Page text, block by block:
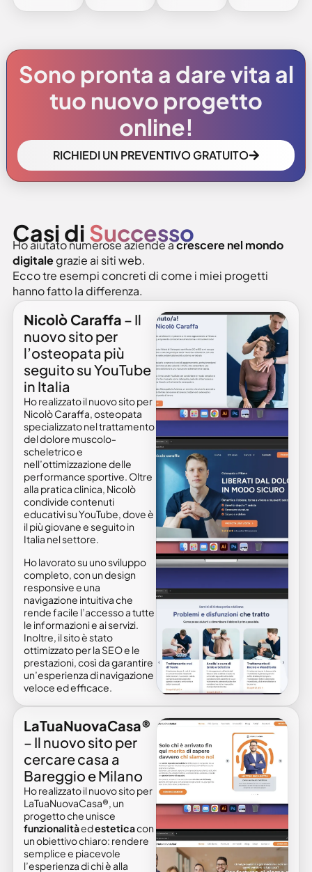
Sono pronta a dare vita al
tuo nuovo progetto
online!
RICHIEDI UN PREVENTIVO GRATUITO
Casi di Successo
Ho aiutato numerose aziende acrescere nel mondo
digitalegrazie ai siti web.
Ecco tre esempi concreti di come i miei progetti
hanno fatto la differenza.
Nicolò Caraffa – Il
nuovo sito per
l’osteopata più
seguito su YouTube
in Italia
Ho realizzato il nuovo sito per
Nicolò Caraffa, osteopata
specializzato nel trattamento
del dolore muscolo-
scheletrico e
nell’ottimizzazione delle
performance sportive. Oltre
alla pratica clinica, Nicolò
condivide contenuti
educativi su YouTube, dove è
il più giovane e seguito in
Italia nel settore.
Ho lavorato su uno sviluppo
completo, con un design
responsive e una
navigazione intuitiva che
rende facile l’accesso a tutte
le informazioni e ai servizi.
Inoltre, il sito è stato
ottimizzato per la SEO e le
prestazioni, così da garantire
un’esperienza di navigazione
veloce ed efficace.
LaTuaNuovaCasa®
– Il nuovo sito per
cercare casa a
Bareggio e Milano
Ho realizzato il nuovo sito per
LaTuaNuovaCasa®, un
progetto che unisce
funzionalitàedesteticacon
un obiettivo chiaro: rendere
semplice e piacevole
l’esperienza di chi è alla